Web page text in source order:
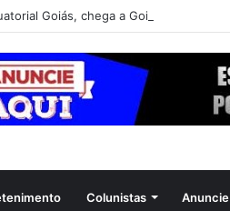
Goiás, chega a Goiânia na
Colunistas